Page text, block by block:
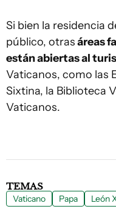
Si bien la residencia
público, otrasáreas
están abiertas al
Vaticanos, como las
Sixtina, la Biblioteca
Vaticanos.
TEMAS
Vaticano Papa León